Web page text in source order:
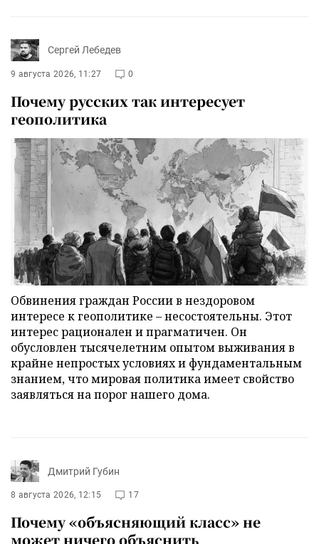
Сергей Лебедев
9 августа 2026, 11:27 0
Почему русских так интересует
геополитика
Обвинения граждан России в нездоровом
интересе к геополитике – несостоятельны. Этот
интерес рационален и прагматичен. Он
обусловлен тысячелетним опытом выживания в
крайне непростых условиях и фундаментальным
знанием, что мировая политика имеет свойство
заявляться на порог нашего дома.
Дмитрий Губин
8 августа 2026, 12:15 17
Почему «объясняющий класс» не
может ничего объяснить